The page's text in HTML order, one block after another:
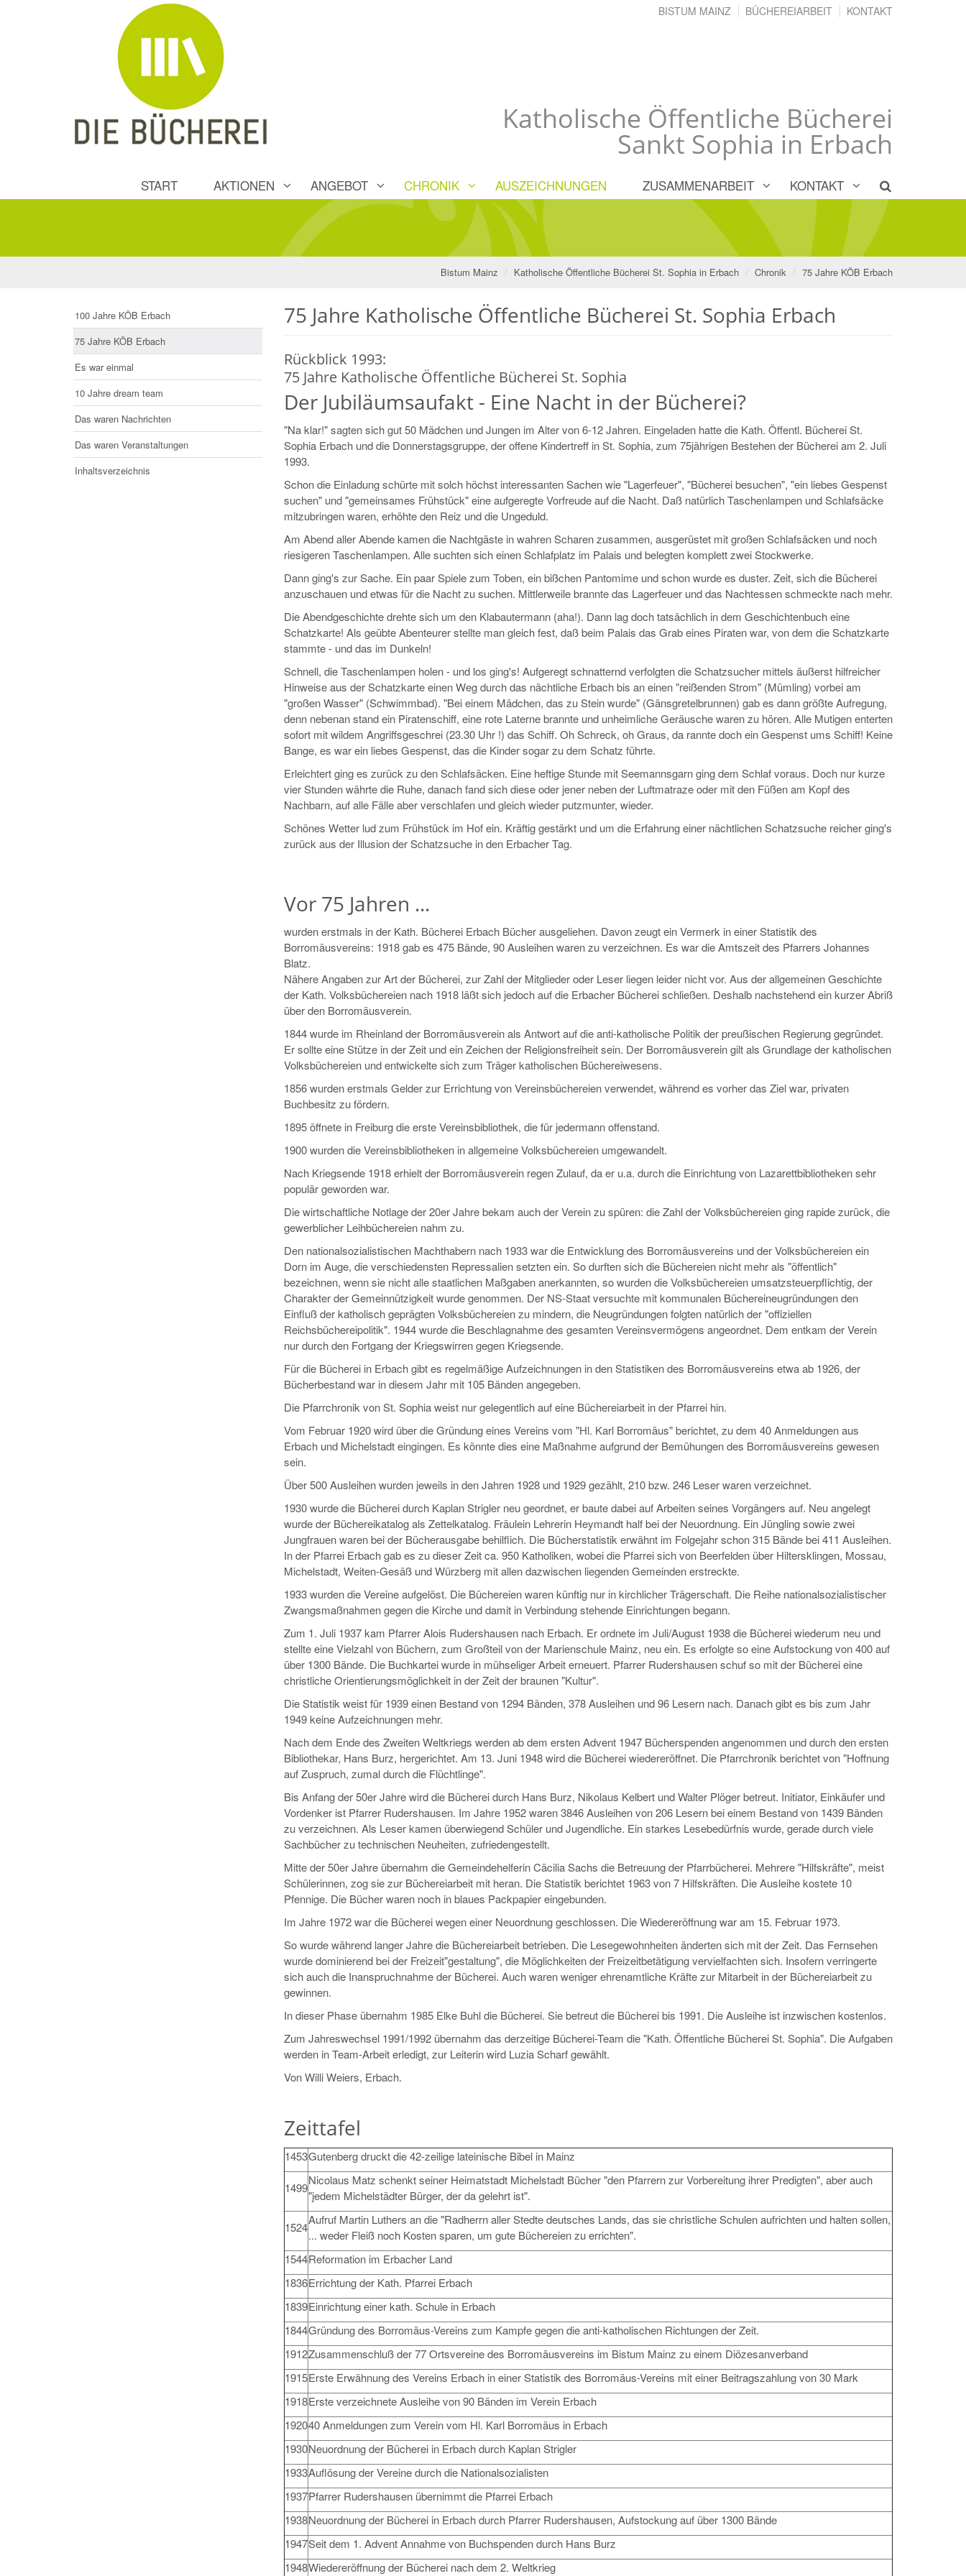
Katholische Öffentliche Bücherei
Sankt Sophia in Erbach
BISTUM MAINZ BÜCHEREIARBEIT KONTAKT
START AKTIONEN ANGEBOT CHRONIK AUSZEICHNUNGEN ZUSAMMENARBEIT KONTAKT
Bistum Mainz Katholische Öffentliche Bücherei St. Sophia in Erbach Chronik 75 Jahre KÖB Erbach
75 Jahre Katholische Öffentliche Bücherei St. Sophia Erbach
Rückblick 1993:
75 Jahre Katholische Öffentliche Bücherei St. Sophia
Der Jubiläumsaufakt - Eine Nacht in der Bücherei?
"Na klar!" sagten sich gut 50 Mädchen und Jungen im Alter von 6-12 Jahren. Eingeladen hatte die Kath. Öffentl. Bücherei St.
Sophia Erbach und die Donnerstagsgruppe, der offene Kindertreff in St. Sophia, zum 75jährigen Bestehen der Bücherei am 2. Juli
1993.
Schon die Einladung schürte mit solch höchst interessanten Sachen wie "Lagerfeuer", "Bücherei besuchen", "ein liebes Gespenst
suchen" und "gemeinsames Frühstück" eine aufgeregte Vorfreude auf die Nacht. Daß natürlich Taschenlampen und Schlafsäcke
mitzubringen waren, erhöhte den Reiz und die Ungeduld.
Am Abend aller Abende kamen die Nachtgäste in wahren Scharen zusammen, ausgerüstet mit großen Schlafsäcken und noch
riesigeren Taschenlampen. Alle suchten sich einen Schlafplatz im Palais und belegten komplett zwei Stockwerke.
Dann ging's zur Sache. Ein paar Spiele zum Toben, ein bißchen Pantomime und schon wurde es duster. Zeit, sich die Bücherei
anzuschauen und etwas für die Nacht zu suchen. Mittlerweile brannte das Lagerfeuer und das Nachtessen schmeckte nach mehr.
Die Abendgeschichte drehte sich um den Klabautermann (aha!). Dann lag doch tatsächlich in dem Geschichtenbuch eine
Schatzkarte! Als geübte Abenteurer stellte man gleich fest, daß beim Palais das Grab eines Piraten war, von dem die Schatzkarte
stammte - und das im Dunkeln!
Schnell, die Taschenlampen holen - und los ging's! Aufgeregt schnatternd verfolgten die Schatzsucher mittels äußerst hilfreicher
Hinweise aus der Schatzkarte einen Weg durch das nächtliche Erbach bis an einen "reißenden Strom" (Mümling) vorbei am
"großen Wasser" (Schwimmbad). "Bei einem Mädchen, das zu Stein wurde" (Gänsgretelbrunnen) gab es dann größte Aufregung,
denn nebenan stand ein Piratenschiff, eine rote Laterne brannte und unheimliche Geräusche waren zu hören. Alle Mutigen enterten
sofort mit wildem Angriffsgeschrei (23.30 Uhr !) das Schiff. Oh Schreck, oh Graus, da rannte doch ein Gespenst ums Schiff! Keine
Bange, es war ein liebes Gespenst, das die Kinder sogar zu dem Schatz führte.
Erleichtert ging es zurück zu den Schlafsäcken. Eine heftige Stunde mit Seemannsgarn ging dem Schlaf voraus. Doch nur kurze
vier Stunden währte die Ruhe, danach fand sich diese oder jener neben der Luftmatraze oder mit den Füßen am Kopf des
Nachbarn, auf alle Fälle aber verschlafen und gleich wieder putzmunter, wieder.
Schönes Wetter lud zum Frühstück im Hof ein. Kräftig gestärkt und um die Erfahrung einer nächtlichen Schatzsuche reicher ging's
zurück aus der Illusion der Schatzsuche in den Erbacher Tag.
Vor 75 Jahren ...
wurden erstmals in der Kath. Bücherei Erbach Bücher ausgeliehen. Davon zeugt ein Vermerk in einer Statistik des
Borromäusvereins: 1918 gab es 475 Bände, 90 Ausleihen waren zu verzeichnen. Es war die Amtszeit des Pfarrers Johannes
Blatz.
Nähere Angaben zur Art der Bücherei, zur Zahl der Mitglieder oder Leser liegen leider nicht vor. Aus der allgemeinen Geschichte
der Kath. Volksbüchereien nach 1918 läßt sich jedoch auf die Erbacher Bücherei schließen. Deshalb nachstehend ein kurzer Abriß
über den Borromäusverein.
1844 wurde im Rheinland der Borromäusverein als Antwort auf die anti-katholische Politik der preußischen Regierung gegründet.
Er sollte eine Stütze in der Zeit und ein Zeichen der Religionsfreiheit sein. Der Borromäusverein gilt als Grundlage der katholischen
Volksbüchereien und entwickelte sich zum Träger katholischen Büchereiwesens.
1856 wurden erstmals Gelder zur Errichtung von Vereinsbüchereien verwendet, während es vorher das Ziel war, privaten
Buchbesitz zu fördern.
1895 öffnete in Freiburg die erste Vereinsbibliothek, die für jedermann offenstand.
1900 wurden die Vereinsbibliotheken in allgemeine Volksbüchereien umgewandelt.
Nach Kriegsende 1918 erhielt der Borromäusverein regen Zulauf, da er u.a. durch die Einrichtung von Lazarettbibliotheken sehr
populär geworden war.
Die wirtschaftliche Notlage der 20er Jahre bekam auch der Verein zu spüren: die Zahl der Volksbüchereien ging rapide zurück, die
gewerblicher Leihbüchereien nahm zu.
Den nationalsozialistischen Machthabern nach 1933 war die Entwicklung des Borromäusvereins und der Volksbüchereien ein
Dorn im Auge, die verschiedensten Repressalien setzten ein. So durften sich die Büchereien nicht mehr als "öffentlich"
bezeichnen, wenn sie nicht alle staatlichen Maßgaben anerkannten, so wurden die Volksbüchereien umsatzsteuerpflichtig, der
Charakter der Gemeinnützigkeit wurde genommen. Der NS-Staat versuchte mit kommunalen Büchereineugründungen den
Einfluß der katholisch geprägten Volksbüchereien zu mindern, die Neugründungen folgten natürlich der "offiziellen
Reichsbüchereipolitik". 1944 wurde die Beschlagnahme des gesamten Vereinsvermögens angeordnet. Dem entkam der Verein
nur durch den Fortgang der Kriegswirren gegen Kriegsende.
Für die Bücherei in Erbach gibt es regelmäßige Aufzeichnungen in den Statistiken des Borromäusvereins etwa ab 1926, der
Bücherbestand war in diesem Jahr mit 105 Bänden angegeben.
Die Pfarrchronik von St. Sophia weist nur gelegentlich auf eine Büchereiarbeit in der Pfarrei hin.
Vom Februar 1920 wird über die Gründung eines Vereins vom "Hl. Karl Borromäus" berichtet, zu dem 40 Anmeldungen aus
Erbach und Michelstadt eingingen. Es könnte dies eine Maßnahme aufgrund der Bemühungen des Borromäusvereins gewesen
sein.
Über 500 Ausleihen wurden jeweils in den Jahren 1928 und 1929 gezählt, 210 bzw. 246 Leser waren verzeichnet.
1930 wurde die Bücherei durch Kaplan Strigler neu geordnet, er baute dabei auf Arbeiten seines Vorgängers auf. Neu angelegt
wurde der Büchereikatalog als Zettelkatalog. Fräulein Lehrerin Heymandt half bei der Neuordnung. Ein Jüngling sowie zwei
Jungfrauen waren bei der Bücherausgabe behilflich. Die Bücherstatistik erwähnt im Folgejahr schon 315 Bände bei 411 Ausleihen.
In der Pfarrei Erbach gab es zu dieser Zeit ca. 950 Katholiken, wobei die Pfarrei sich von Beerfelden über Hiltersklingen, Mossau,
Michelstadt, Weiten-Gesäß und Würzberg mit allen dazwischen liegenden Gemeinden erstreckte.
1933 wurden die Vereine aufgelöst. Die Büchereien waren künftig nur in kirchlicher Trägerschaft. Die Reihe nationalsozialistischer
Zwangsmaßnahmen gegen die Kirche und damit in Verbindung stehende Einrichtungen begann.
Zum 1. Juli 1937 kam Pfarrer Alois Rudershausen nach Erbach. Er ordnete im Juli/August 1938 die Bücherei wiederum neu und
stellte eine Vielzahl von Büchern, zum Großteil von der Marienschule Mainz, neu ein. Es erfolgte so eine Aufstockung von 400 auf
über 1300 Bände. Die Buchkartei wurde in mühseliger Arbeit erneuert. Pfarrer Rudershausen schuf so mit der Bücherei eine
christliche Orientierungsmöglichkeit in der Zeit der braunen "Kultur".
Die Statistik weist für 1939 einen Bestand von 1294 Bänden, 378 Ausleihen und 96 Lesern nach. Danach gibt es bis zum Jahr
1949 keine Aufzeichnungen mehr.
Nach dem Ende des Zweiten Weltkriegs werden ab dem ersten Advent 1947 Bücherspenden angenommen und durch den ersten
Bibliothekar, Hans Burz, hergerichtet. Am 13. Juni 1948 wird die Bücherei wiedereröffnet. Die Pfarrchronik berichtet von "Hoffnung
auf Zuspruch, zumal durch die Flüchtlinge".
Bis Anfang der 50er Jahre wird die Bücherei durch Hans Burz, Nikolaus Kelbert und Walter Plöger betreut. Initiator, Einkäufer und
Vordenker ist Pfarrer Rudershausen. Im Jahre 1952 waren 3846 Ausleihen von 206 Lesern bei einem Bestand von 1439 Bänden
zu verzeichnen. Als Leser kamen überwiegend Schüler und Jugendliche. Ein starkes Lesebedürfnis wurde, gerade durch viele
Sachbücher zu technischen Neuheiten, zufriedengestellt.
Mitte der 50er Jahre übernahm die Gemeindehelferin Cäcilia Sachs die Betreuung der Pfarrbücherei. Mehrere "Hilfskräfte", meist
Schülerinnen, zog sie zur Büchereiarbeit mit heran. Die Statistik berichtet 1963 von 7 Hilfskräften. Die Ausleihe kostete 10
Pfennige. Die Bücher waren noch in blaues Packpapier eingebunden.
Im Jahre 1972 war die Bücherei wegen einer Neuordnung geschlossen. Die Wiedereröffnung war am 15. Februar 1973.
So wurde während langer Jahre die Büchereiarbeit betrieben. Die Lesegewohnheiten änderten sich mit der Zeit. Das Fernsehen
wurde dominierend bei der Freizeit"gestaltung", die Möglichkeiten der Freizeitbetätigung vervielfachten sich. Insofern verringerte
sich auch die Inanspruchnahme der Bücherei. Auch waren weniger ehrenamtliche Kräfte zur Mitarbeit in der Büchereiarbeit zu
gewinnen.
In dieser Phase übernahm 1985 Elke Buhl die Bücherei. Sie betreut die Bücherei bis 1991. Die Ausleihe ist inzwischen kostenlos.
Zum Jahreswechsel 1991/1992 übernahm das derzeitige Bücherei-Team die "Kath. Öffentliche Bücherei St. Sophia". Die Aufgaben
werden in Team-Arbeit erledigt, zur Leiterin wird Luzia Scharf gewählt.
Von Willi Weiers, Erbach.
Zeittafel
1453Gutenberg druckt die 42-zeilige lateinische Bibel in Mainz
1499
Nicolaus Matz schenkt seiner Heimatstadt Michelstadt Bücher "den Pfarrern zur Vorbereitung ihrer Predigten", aber auch
"jedem Michelstädter Bürger, der da gelehrt ist".
1524
Aufruf Martin Luthers an die "Radherrn aller Stedte deutsches Lands, das sie christliche Schulen aufrichten und halten sollen,
... weder Fleiß noch Kosten sparen, um gute Büchereien zu errichten".
1544Reformation im Erbacher Land
1836Errichtung der Kath. Pfarrei Erbach
1839Einrichtung einer kath. Schule in Erbach
1844Gründung des Borromäus-Vereins zum Kampfe gegen die anti-katholischen Richtungen der Zeit.
1912Zusammenschluß der 77 Ortsvereine des Borromäusvereins im Bistum Mainz zu einem Diözesanverband
1915Erste Erwähnung des Vereins Erbach in einer Statistik des Borromäus-Vereins mit einer Beitragszahlung von 30 Mark
1918Erste verzeichnete Ausleihe von 90 Bänden im Verein Erbach
192040 Anmeldungen zum Verein vom Hl. Karl Borromäus in Erbach
1930Neuordnung der Bücherei in Erbach durch Kaplan Strigler
1933Auflösung der Vereine durch die Nationalsozialisten
1937Pfarrer Rudershausen übernimmt die Pfarrei Erbach
1938Neuordnung der Bücherei in Erbach durch Pfarrer Rudershausen, Aufstockung auf über 1300 Bände
1947Seit dem 1. Advent Annahme von Buchspenden durch Hans Burz
1948Wiedereröffnung der Bücherei nach dem 2. Weltkrieg
100 Jahre KÖB Erbach
75 Jahre KÖB Erbach
Es war einmal
10 Jahre dream team
Das waren Nachrichten
Das waren Veranstaltungen
Inhaltsverzeichnis